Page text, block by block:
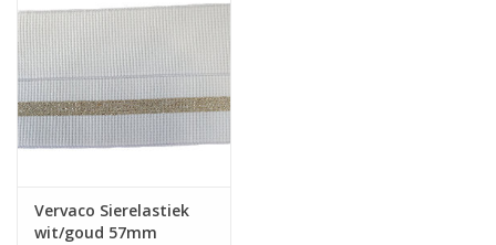
Vervaco Sierelastiek
wit/goud 57mm